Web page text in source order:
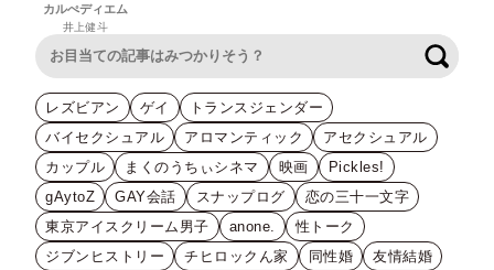
カルぺディエム
井上健斗
レズビアン ゲイ
トランスジェンダー
バイセクシュアル
アロマンティック
アセクシュアル
カップル
まくのうちぃシネマ 映画
Pickles!
gAytoZ
GAY会話 スナップログ
恋の三十一文字
東京アイスクリーム男子
anone.
性トーク
ジブンヒストリー
チヒロックん家 同性婚
友情結婚